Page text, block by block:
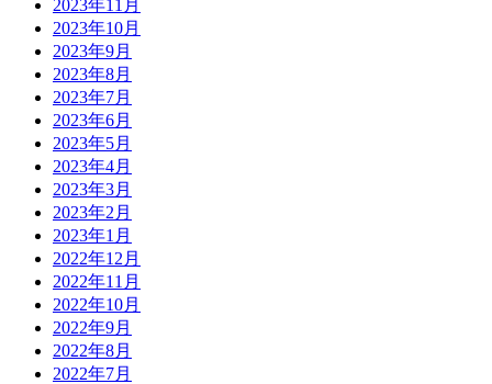
2023年11月
2023年10月
2023年9月
2023年8月
2023年7月
2023年6月
2023年5月
2023年4月
2023年3月
2023年2月
2023年1月
2022年12月
2022年11月
2022年10月
2022年9月
2022年8月
2022年7月